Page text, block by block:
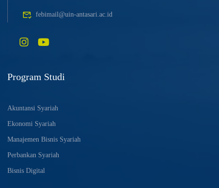
febimail@uin-antasari.ac.id
Program Studi
Akuntansi Syariah
Ekonomi Syariah
Manajemen Bisnis Syariah
Perbankan Syariah
Bisnis Digital